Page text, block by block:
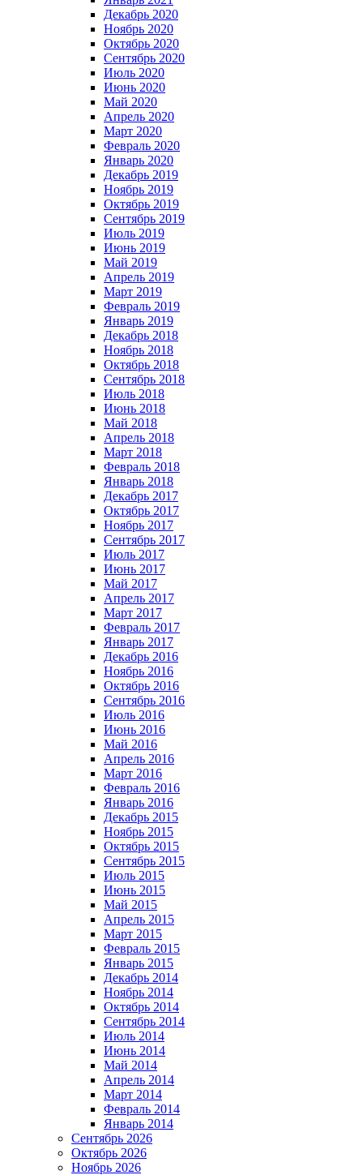
Декабрь 2020
Ноябрь 2020
Октябрь 2020
Сентябрь 2020
Июль 2020
Июнь 2020
Май 2020
Апрель 2020
Март 2020
Февраль 2020
Январь 2020
Декабрь 2019
Ноябрь 2019
Октябрь 2019
Сентябрь 2019
Июль 2019
Июнь 2019
Май 2019
Апрель 2019
Март 2019
Февраль 2019
Январь 2019
Декабрь 2018
Ноябрь 2018
Октябрь 2018
Сентябрь 2018
Июль 2018
Июнь 2018
Май 2018
Апрель 2018
Март 2018
Февраль 2018
Январь 2018
Декабрь 2017
Октябрь 2017
Ноябрь 2017
Сентябрь 2017
Июль 2017
Июнь 2017
Май 2017
Апрель 2017
Март 2017
Февраль 2017
Январь 2017
Декабрь 2016
Ноябрь 2016
Октябрь 2016
Сентябрь 2016
Июль 2016
Июнь 2016
Май 2016
Апрель 2016
Март 2016
Февраль 2016
Январь 2016
Декабрь 2015
Ноябрь 2015
Октябрь 2015
Сентябрь 2015
Июль 2015
Июнь 2015
Май 2015
Апрель 2015
Март 2015
Февраль 2015
Январь 2015
Декабрь 2014
Ноябрь 2014
Октябрь 2014
Сентябрь 2014
Июль 2014
Июнь 2014
Май 2014
Апрель 2014
Март 2014
Февраль 2014
Январь 2014
Сентябрь 2026
Октябрь 2026
Ноябрь 2026